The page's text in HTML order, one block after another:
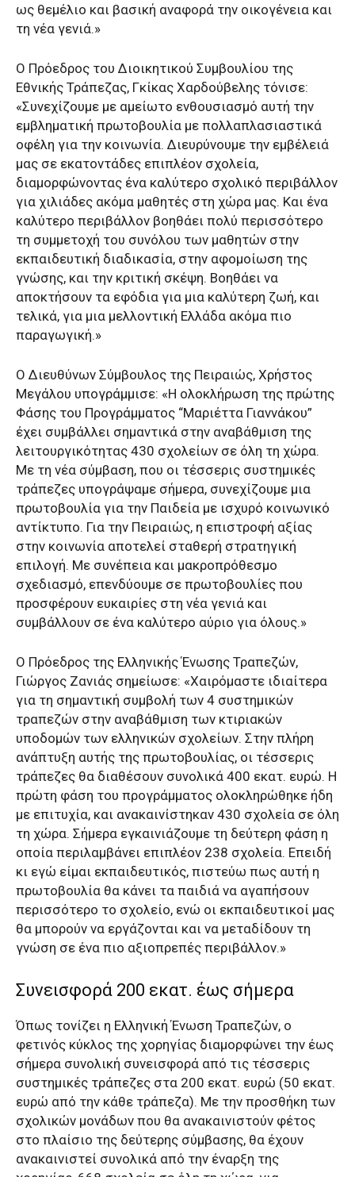
ως θεμέλιο και βασική αναφορά την οικογένεια και
τη νέα γενιά.»
Ο Πρόεδρος του Διοικητικού Συμβουλίου της
Εθνικής Τράπεζας, Γκίκας Χαρδούβελης τόνισε:
«Συνεχίζουμε με αμείωτο ενθουσιασμό αυτή την
εμβληματική πρωτοβουλία με πολλαπλασιαστικά
οφέλη για την κοινωνία. Διευρύνουμε την εμβέλειά
μας σε εκατοντάδες επιπλέον σχολεία,
διαμορφώνοντας ένα καλύτερο σχολικό περιβάλλον
για χιλιάδες ακόμα μαθητές στη χώρα μας. Και ένα
καλύτερο περιβάλλον βοηθάει πολύ περισσότερο
τη συμμετοχή του συνόλου των μαθητών στην
εκπαιδευτική διαδικασία, στην αφομοίωση της
γνώσης, και την κριτική σκέψη. Βοηθάει να
αποκτήσουν τα εφόδια για μια καλύτερη ζωή, και
τελικά, για μια μελλοντική Ελλάδα ακόμα πιο
παραγωγική.»
Ο Διευθύνων Σύμβουλος της Πειραιώς, Χρήστος
Μεγάλου υπογράμμισε: «Η ολοκλήρωση της πρώτης
Φάσης του Προγράμματος “Μαριέττα Γιαννάκου”
έχει συμβάλλει σημαντικά στην αναβάθμιση της
λειτουργικότητας 430 σχολείων σε όλη τη χώρα.
Με τη νέα σύμβαση, που οι τέσσερις συστημικές
τράπεζες υπογράψαμε σήμερα, συνεχίζουμε μια
πρωτοβουλία για την Παιδεία με ισχυρό κοινωνικό
αντίκτυπο. Για την Πειραιώς, η επιστροφή αξίας
στην κοινωνία αποτελεί σταθερή στρατηγική
επιλογή. Με συνέπεια και μακροπρόθεσμο
σχεδιασμό, επενδύουμε σε πρωτοβουλίες που
προσφέρουν ευκαιρίες στη νέα γενιά και
συμβάλλουν σε ένα καλύτερο αύριο για όλους.»
Ο Πρόεδρος της Ελληνικής Ένωσης Τραπεζών,
Γιώργος Ζανιάς σημείωσε: «Χαιρόμαστε ιδιαίτερα
για τη σημαντική συμβολή των 4 συστημικών
τραπεζών στην αναβάθμιση των κτιριακών
υποδομών των ελληνικών σχολείων. Στην πλήρη
ανάπτυξη αυτής της πρωτοβουλίας, οι τέσσερις
τράπεζες θα διαθέσουν συνολικά 400 εκατ. ευρώ. Η
πρώτη φάση του προγράμματος ολοκληρώθηκε ήδη
με επιτυχία, και ανακαινίστηκαν 430 σχολεία σε όλη
τη χώρα. Σήμερα εγκαινιάζουμε τη δεύτερη φάση η
οποία περιλαμβάνει επιπλέον 238 σχολεία. Επειδή
κι εγώ είμαι εκπαιδευτικός, πιστεύω πως αυτή η
πρωτοβουλία θα κάνει τα παιδιά να αγαπήσουν
περισσότερο το σχολείο, ενώ οι εκπαιδευτικοί μας
θα μπορούν να εργάζονται και να μεταδίδουν τη
γνώση σε ένα πιο αξιοπρεπές περιβάλλον.»
Συνεισφορά 200 εκατ. έως σήμερα
Όπως τονίζει η Ελληνική Ένωση Τραπεζών, ο
φετινός κύκλος της χορηγίας διαμορφώνει την έως
σήμερα συνολική συνεισφορά από τις τέσσερις
συστημικές τράπεζες στα 200 εκατ. ευρώ (50 εκατ.
ευρώ από την κάθε τράπεζα). Με την προσθήκη των
σχολικών μονάδων που θα ανακαινιστούν φέτος
στο πλαίσιο της δεύτερης σύμβασης, θα έχουν
ανακαινιστεί συνολικά από την έναρξη της